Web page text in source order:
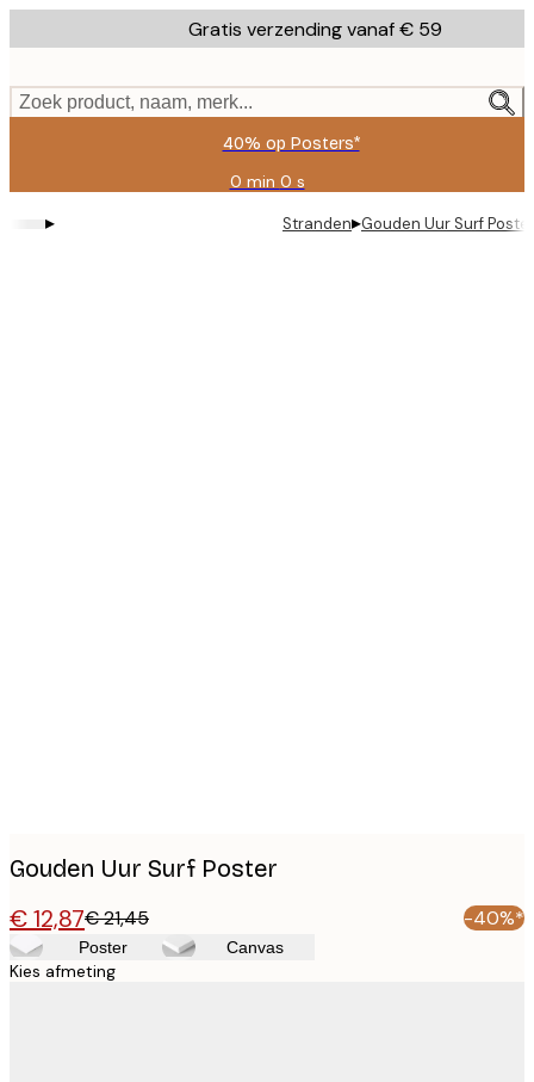
to
content.
Gratis verzending vanaf € 59
Zoek product, naam, merk...
40% op Posters*
0 min 0 s
Geldig
tot:
2026-
▸ Stranden▸Gouden Uur Surf Poster
Gouden Uur Surf Poster
€ 12,87€ 21,45 -40%*
Poster Canvas
Kies afmeting